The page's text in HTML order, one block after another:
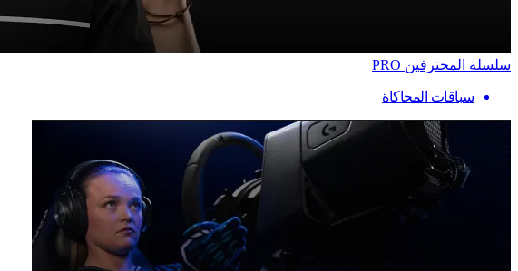
سلسلة المحترفين PRO
سباقات المحاكاة